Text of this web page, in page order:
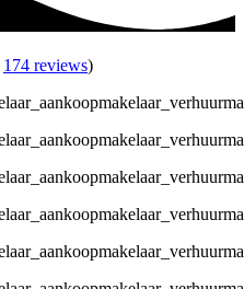
174 reviews)